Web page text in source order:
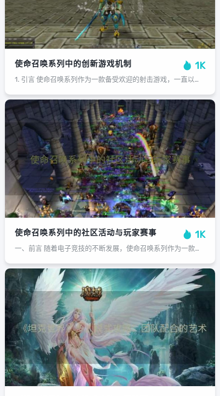
使命召唤系列中的创新游戏机制 1K
1. 引言 使命召唤系列作为一款备受欢迎的射击游戏，一直以来都在不断创新和改进。在游戏中，创新机制的引入不仅提升了游戏的可玩性，也使得玩家们能够体验到更加丰富和深入的游戏内容。本文将重点介绍使命召唤系列中的一些创新游戏机制。...
使命召唤系列中的社区活动与玩家赛事 1K
一、前言 随着电子竞技的不断发展，使命召唤系列作为一款备受欢迎的FPS游戏，其社区活动与玩家赛事也日益受到关注。这些活动不仅丰富了游戏体验，也为玩家们提供了一个展示自己实力的平台。二、使命召唤系列社区活动概述 使命召唤系列社...